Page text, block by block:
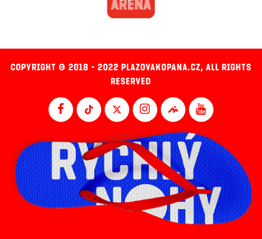
COPYRIGHT © 2018 - 2022 PLAZOVAKOPANA.CZ, ALL RIGHTS
RESERVED